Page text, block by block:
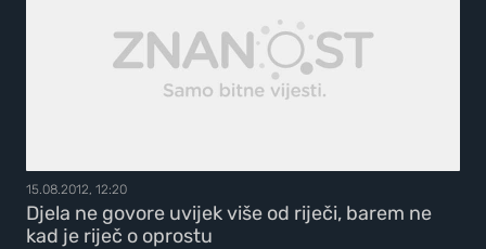
15.08.2012, 12:20
Djela ne govore uvijek više od riječi, barem ne
kad je riječ o oprostu